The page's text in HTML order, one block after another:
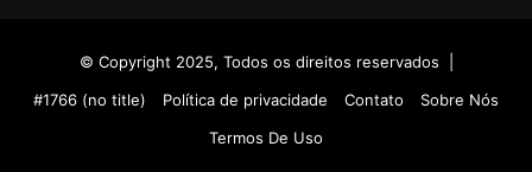
© Copyright 2025, Todos os direitos reservados |
#1766 (no title)
Política de privacidade Contato
Sobre Nós
Termos De Uso